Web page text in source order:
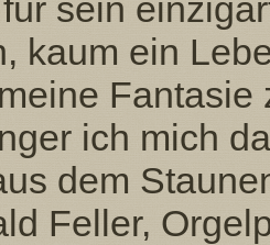
sein
kaum ein
ich mich
dem
Feller,